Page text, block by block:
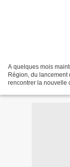
A quelques mois
Région, du lancement
rencontrer la nouvelle